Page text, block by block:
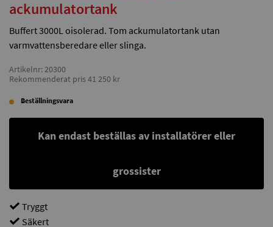
ackumulatortank
Buffert 3000L oisolerad. Tom ackumulatortank utan
varmvattensberedare eller slinga.
Artikelnr: 20300
Rekommenderat pris 41 250 kr
Beställningsvara
Kan endast beställas av installatörer eller
grossister
Tryggt
Säkert